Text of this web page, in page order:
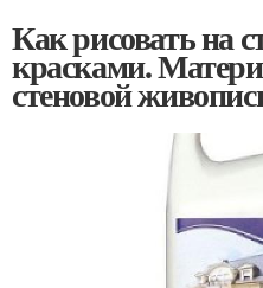
Как рисовать на
красками.
стеновой